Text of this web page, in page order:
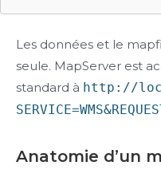
Les données et le
seule. MapServer est
standard à http://
Anatomie d’un